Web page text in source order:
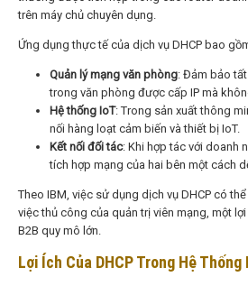
trên máy chủ chuyên dụng.
Ứng dụng thực tế của dịch vụ DHCP bao
Quản lý mạng văn phòng: Đảm bảo
trong văn phòng được cấp IP mà
Hệ thống IoT: Trong sản xuất thông
nối hàng loạt cảm biến và thiết bị IoT.
Kết nối đối tác: Khi hợp tác với doanh
tích hợp mạng của hai bên một cách
Theo IBM, việc sử dụng dịch vụ DHCP có
việc thủ công của quản trị viên mạng, một
B2B quy mô lớn.
Lợi Ích Của DHCP Trong Hệ